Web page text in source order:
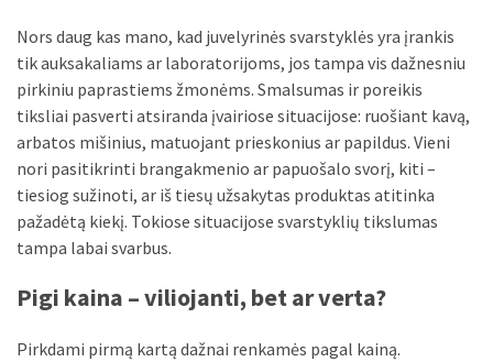
bildesys
liko:
kaip
atpažinti,
kad
gedimo
niekas
neieškojo
Krovinių
Nors daug kas mano, kad juvelyrinės svarstyklės yra įrankis
tik auksakaliams ar laboratorijoms, jos tampa vis dažnesniu
pirkiniu paprastiems žmonėms. Smalsumas ir poreikis
tiksliai pasverti atsiranda įvairiose situacijose: ruošiant kavą,
arbatos mišinius, matuojant prieskonius ar papildus. Vieni
nori pasitikrinti brangakmenio ar papuošalo svorį, kiti –
tiesiog sužinoti, ar iš tiesų užsakytas produktas atitinka
pažadėtą kiekį. Tokiose situacijose svarstyklių tikslumas
tampa labai svarbus.
Pigi kaina – viliojanti, bet ar verta?
Pirkdami pirmą kartą dažnai renkamės pagal kainą.